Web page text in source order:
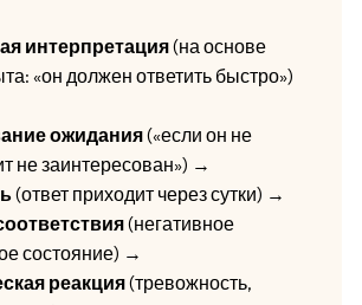
интерпретация(на основе
«он должен ответить быстро»)
ожидания(«если он не
не заинтересован») →
(ответ приходит через сутки) →
(негативное
состояние) →
реакция(тревожность,